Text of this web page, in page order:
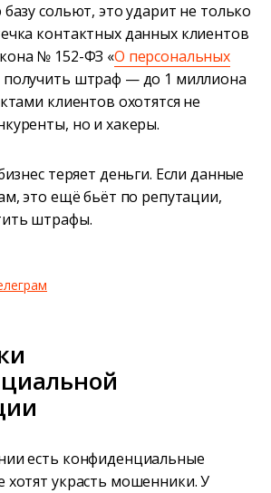
сольют, это ударит не только
контактных данных клиентов
№ 152-ФЗ «О персональных
штраф — до 1 миллиона
клиентов охотятся не
но и хакеры.
теряет деньги. Если данные
это ещё бьёт по репутации,
штрафы.
есть конфиденциальные
украсть мошенники. У